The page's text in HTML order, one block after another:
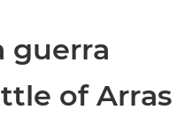
guerra
of Arras